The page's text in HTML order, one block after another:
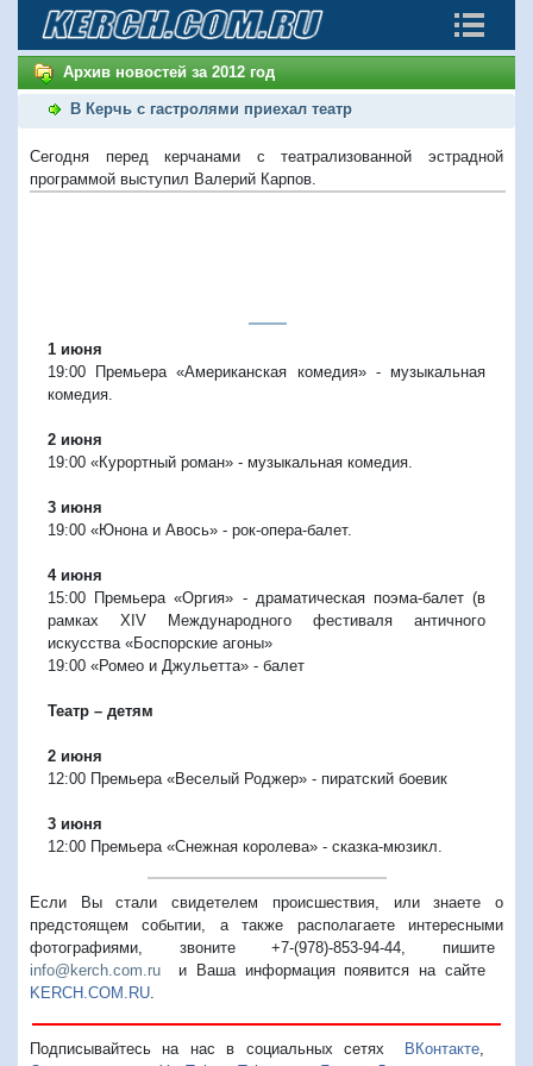
Архив новостей за 2012 год
В Керчь с гастролями приехал театр
Сегодня перед керчанами с театрализованной эстрадной
программой выступил Валерий Карпов.
1 июня
19:00 Премьера «Американская комедия» - музыкальная
комедия.
2 июня
19:00 «Курортный роман» - музыкальная комедия.
3 июня
19:00 «Юнона и Авось» - рок-опера-балет.
4 июня
15:00 Премьера «Оргия» - драматическая поэма-балет (в
рамках XIV Международного фестиваля античного
искусства «Боспорские агоны»
19:00 «Ромео и Джульетта» - балет
Театр – детям
2 июня
12:00 Премьера «Веселый Роджер» - пиратский боевик
3 июня
12:00 Премьера «Снежная королева» - сказка-мюзикл.
Если Вы стали свидетелем происшествия, или знаете о
предстоящем событии, а также располагаете интересными
фотографиями, звоните +7-(978)-853-94-44, пишите
info@kerch.com.ru и Ваша информация появится на сайте
KERCH.COM.RU
Подписывайтесь на нас в социальных сетях ВКонтакте,